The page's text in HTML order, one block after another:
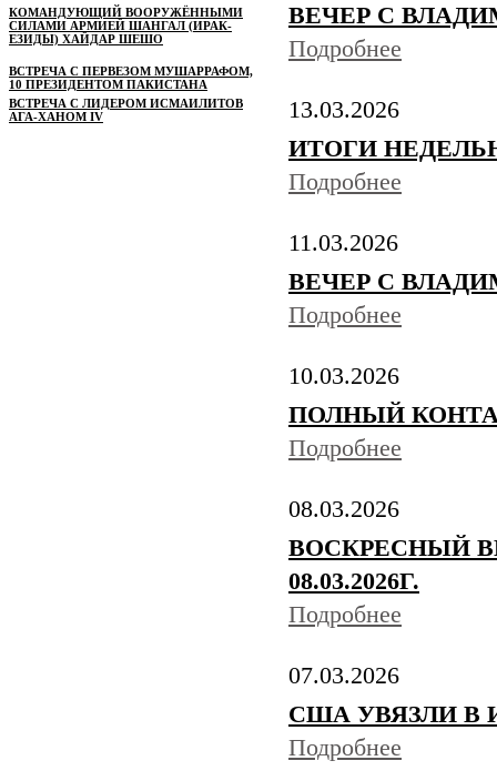
КОМАНДУЮЩИЙ ВООРУЖЁННЫМИ
СИЛАМИ АРМИЕЙ ШАНГАЛ (ИРАК-
ЕЗИДЫ) ХАЙДАР ШЕШО
ВСТРЕЧА С ПЕРВЕЗОМ МУШАРРАФОМ,
10 ПРЕЗИДЕНТОМ ПАКИСТАНА
ВСТРЕЧА С ЛИДЕРОМ ИСМАИЛИТОВ
АГА-ХАНОМ IV
ВЕЧЕР С
Подробнее
13.03.2026
ИТОГИ
Подробнее
11.03.2026
ВЕЧЕР С
Подробнее
10.03.2026
ПОЛНЫЙ
Подробнее
08.03.2026
ВОСКРЕСНЫЙ
08.03.2026Г.
Подробнее
07.03.2026
США УВЯЗЛИ В
Подробнее